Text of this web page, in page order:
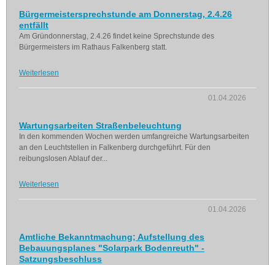
Bürgermeistersprechstunde am Donnerstag, 2.4.26
entfällt
Am Gründonnerstag, 2.4.26 findet keine Sprechstunde des
Bürgermeisters im Rathaus Falkenberg statt.
Weiterlesen
01.04.2026
Wartungsarbeiten Straßenbeleuchtung
In den kommenden Wochen werden umfangreiche Wartungsarbeiten
an den Leuchtstellen in Falkenberg durchgeführt. Für den
reibungslosen Ablauf der...
Weiterlesen
01.04.2026
Amtliche Bekanntmachung; Aufstellung des
Bebauungsplanes "Solarpark Bodenreuth" -
Satzungsbeschluss